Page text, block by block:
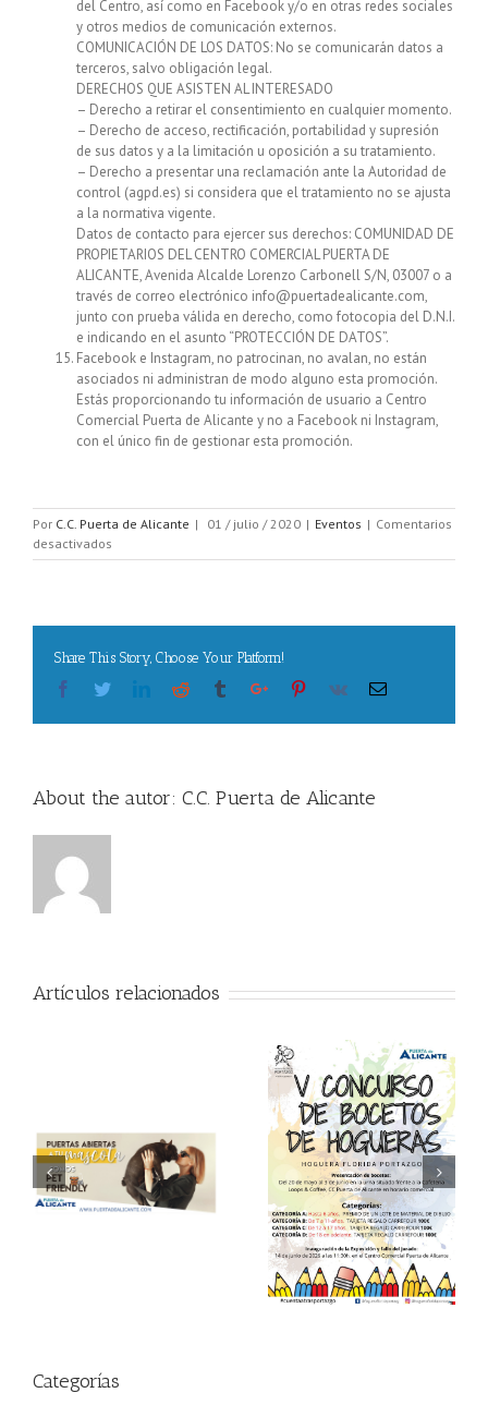
del Centro, así como en Facebook y/o en otras redes sociales
y otros medios de comunicación externos.
COMUNICACIÓN DE LOS DATOS: No se comunicarán datos a
terceros, salvo obligación legal.
DERECHOS QUE ASISTEN AL INTERESADO
– Derecho a retirar el consentimiento en cualquier momento.
– Derecho de acceso, rectificación, portabilidad y supresión
de sus datos y a la limitación u oposición a su tratamiento.
– Derecho a presentar una reclamación ante la Autoridad de
control (agpd.es) si considera que el tratamiento no se ajusta
a la normativa vigente.
Datos de contacto para ejercer sus derechos: COMUNIDAD DE
PROPIETARIOS DEL CENTRO COMERCIAL PUERTA DE
ALICANTE, Avenida Alcalde Lorenzo Carbonell S/N, 03007 o a
través de correo electrónico info@puertadealicante.com,
junto con prueba válida en derecho, como fotocopia del D.N.I.
e indicando en el asunto “PROTECCIÓN DE DATOS”.
Facebook e Instagram, no patrocinan, no avalan, no están
asociados ni administran de modo alguno esta promoción.
Estás proporcionando tu información de usuario a Centro
Comercial Puerta de Alicante y no a Facebook ni Instagram,
con el único fin de gestionar esta promoción.
Por C.C. Puerta de Alicante | 01 / julio / 2020 | Eventos | Comentarios
desactivados
Sorteo
Share This Story, Choose Your Platform!
FacebookTwitterLinkedinReddit TumblrGoogle+Pinterest
Vk Email
About the autor: C.C. Puerta de Alicante
Artículos relacionados
V Concurso de Bocetos
de Hogueras en Puerta
de Alicante
Semana del Aprendizaje
Digital
Categorías